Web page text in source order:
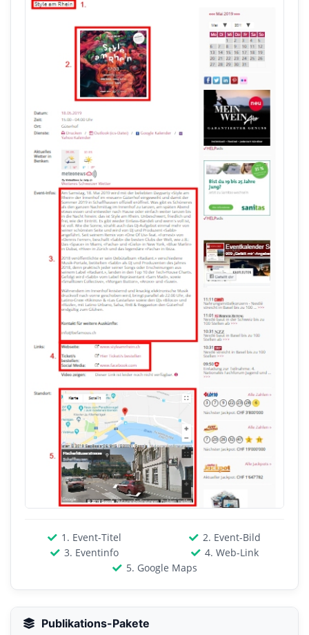
1. Event-Titel
2. Event-Bild
3. Eventinfo
4. Web-Link
5. Google Maps
Publikations-Pakete